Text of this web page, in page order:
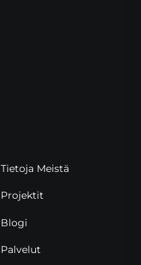
Tietoja Meistä
Projektit
Blogi
Palvelut